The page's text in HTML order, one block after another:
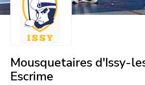
Mousquetaires d'Issy-
Escrime